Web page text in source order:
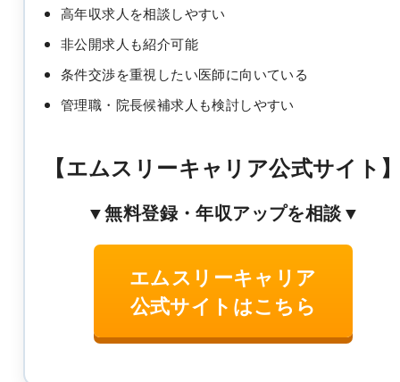
高年収求人を相談しやすい
非公開求人も紹介可能
条件交渉を重視したい医師に向いている
管理職・院長候補求人も検討しやすい
【エムスリーキャリア公式サイト
▼無料登録・年収アップを相談▼
エムスリーキャリア
公式サイトはこちら